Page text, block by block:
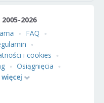
2026
FAQ
i cookies
Osiągnięcia
więcej